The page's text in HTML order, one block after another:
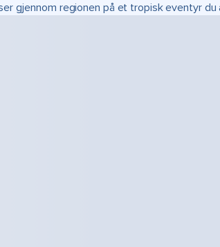
gjennom regionen på et tropisk eventyr du